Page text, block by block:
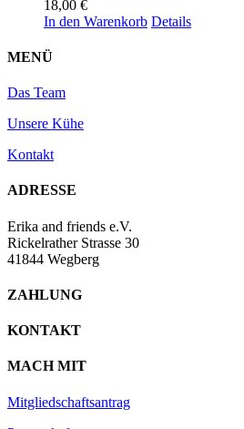
18,00 €
In den Warenkorb Details
MENÜ
Das Team
Unsere Kühe
Kontakt
ADRESSE
Erika and friends e.V.
Rickelrather Strasse 30
41844 Wegberg
ZAHLUNG
KONTAKT
MACH MIT
Mitgliedschaftsantrag